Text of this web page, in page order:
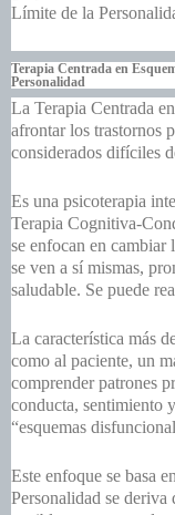
Límite de la
Terapia Centrada en
Personalidad
La Terapia Centrada
afrontar los trastornos
considerados difíciles
Es una psicoterapia
Terapia Cognitiva-
se enfocan en cambiar
se ven a sí mismas,
saludable. Se puede
La característica más
como al paciente, un
comprender patrones
conducta, sentimiento
“esquemas
Este enfoque se basa
Personalidad se